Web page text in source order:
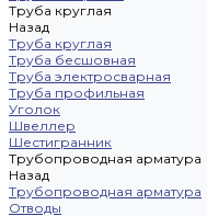
Труба круглая
Назад
Труба круглая
Труба бесшовная
Труба электросварная
Труба профильная
Уголок
Швеллер
Шестигранник
Трубопроводная арматура
Назад
Трубопроводная арматура
Отводы